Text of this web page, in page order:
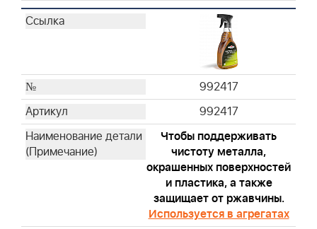
992417
992417
Чтобы поддерживать
чистоту металла,
окрашенных поверхностей
и пластика, а также
защищает от ржавчины.
Используется в агрегатах